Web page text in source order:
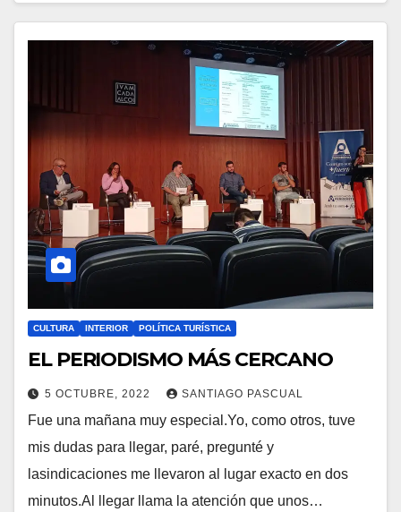
CULTURA INTERIOR POLÍTICA TURÍSTICA
EL PERIODISMO MÁS CERCANO
5 OCTUBRE, 2022 SANTIAGO PASCUAL
Fue una mañana muy especial.Yo, como otros, tuve
mis dudas para llegar, paré, pregunté y
lasindicaciones me llevaron al lugar exacto en dos
minutos.Al llegar llama la atención que unos…